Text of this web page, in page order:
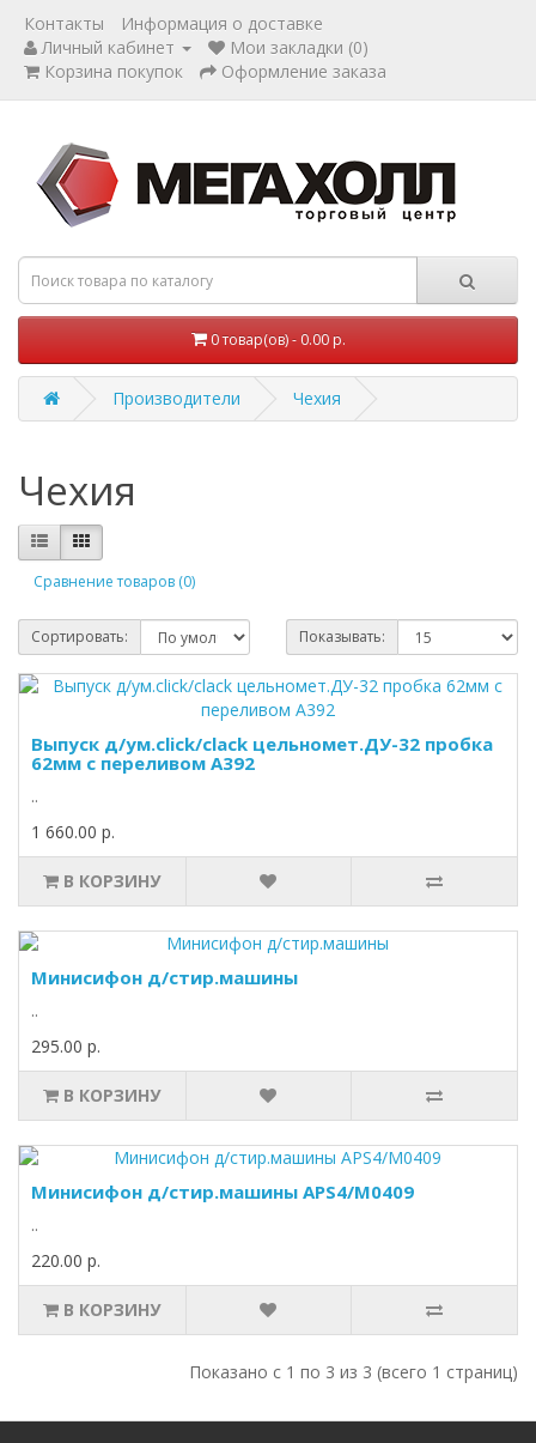
Контакты
Информация о доставке
Личный кабинет
Мои закладки (0)
Корзина покупок
Оформление заказа
0 товар(ов) - 0.00 р.
Производители Чехия
Чехия
Сравнение товаров (0)
Сортировать: Показывать:
Выпуск д/ум.click/clack цельномет.ДУ-32 пробка
62мм с переливом А392
..
1 660.00 р.
В КОРЗИНУ
Минисифон д/стир.машины
..
295.00 р.
В КОРЗИНУ
Минисифон д/стир.машины APS4/M0409
..
220.00 р.
В КОРЗИНУ
Показано с 1 по 3 из 3 (всего 1 страниц)